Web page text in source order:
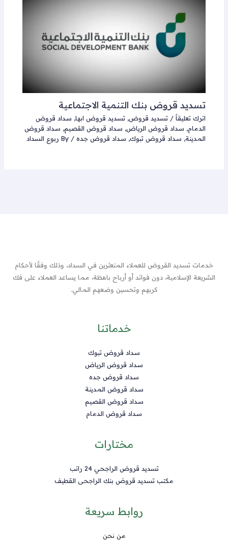
تسديد قروض بنك التنمية الاجتماعية
اترك تعليقاً /تسديد قروض,تسديد قروض ابها, سداد قروض
الدمام, سداد قروض الرياض, سداد قروض القصيم, سداد قروض
المدينة, سداد قروض تبوك, سداد قروض جده / By ربوع السداد
خدمات تسديد القروض للعملاء المتعثرين في السداد، وذلك وفقًا لأحكام
الشريعة الإسلامية، دون فوائد أو أرباح باهظة، مما يساعد العملاء على فك
كربهم وتحسين وضعهم المالي.
خدماتنا
سداد قروض تبوك
سداد قروض الرياض
سداد قروض جده
سداد قروض المدينة
سداد قروض القصيم
سداد قروض الدمام
مختارات
تسديد قروض الراجحي 24 راتب
مكتب تسديد قروض بنك الراجحى القطيف
روابط سريعة
من نحن